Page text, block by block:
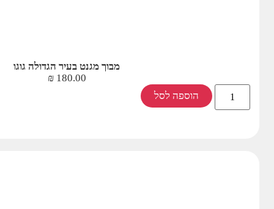
מבוך מגנט בעיר הגדולה גוגו
180.00
₪
הוספה לסל